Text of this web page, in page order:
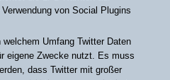
von Social Plugins
Umfang Twitter Daten
eigene Zwecke nutzt. Es muss
dass Twitter mit großer